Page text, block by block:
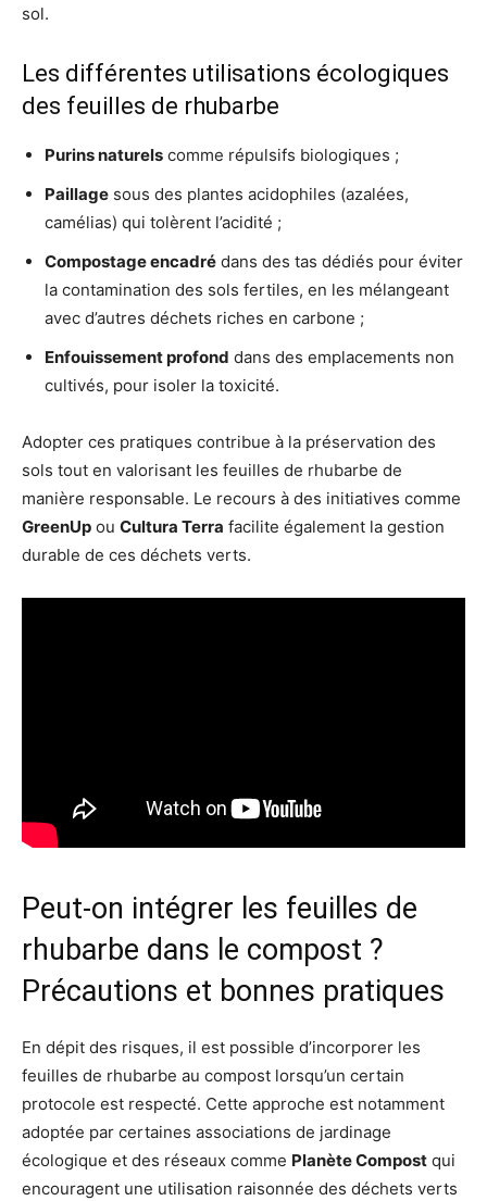
sol.
Les différentes utilisations écologiques
des feuilles de rhubarbe
Purins naturels comme répulsifs biologiques ;
Paillage sous des plantes acidophiles (azalées,
camélias) qui tolèrent l’acidité ;
Compostage encadré dans des tas dédiés pour éviter
la contamination des sols fertiles, en les mélangeant
avec d’autres déchets riches en carbone ;
Enfouissement profond dans des emplacements non
cultivés, pour isoler la toxicité.
Adopter ces pratiques contribue à la préservation des
sols tout en valorisant les feuilles de rhubarbe de
manière responsable. Le recours à des initiatives comme
GreenUp ou Cultura Terra facilite également la gestion
durable de ces déchets verts.
Peut-on intégrer les feuilles de
rhubarbe dans le compost ?
Précautions et bonnes pratiques
En dépit des risques, il est possible d’incorporer les
feuilles de rhubarbe au compost lorsqu’un certain
protocole est respecté. Cette approche est notamment
adoptée par certaines associations de jardinage
écologique et des réseaux comme Planète Compost qui
encouragent une utilisation raisonnée des déchets verts